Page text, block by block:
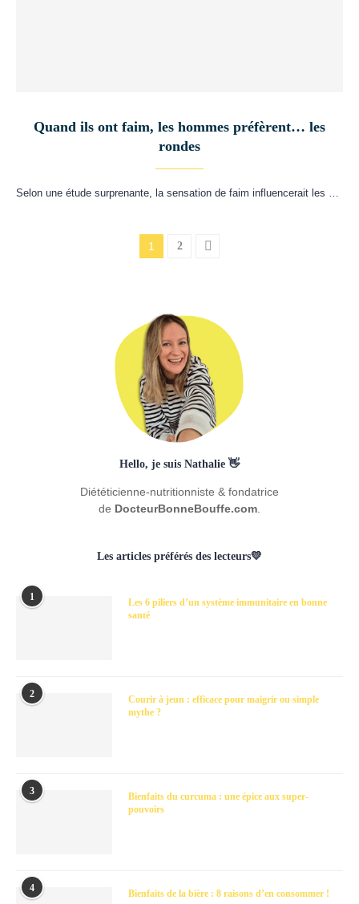
Quand ils ont faim, les hommes préfèrent… les
rondes
Selon une étude surprenante, la sensation de faim influencerait les …
1 2
Hello, je suis Nathalie 👋
Diététicienne-nutritionniste & fondatrice
de DocteurBonneBouffe.com
Les articles préférés des lecteurs💛
1
Les 6 piliers d’un système immunitaire en bonne
santé
2
Courir à jeun : efficace pour maigrir ou simple
mythe ?
3
Bienfaits du curcuma : une épice aux super-
pouvoirs
4 Bienfaits de la bière : 8 raisons d’en consommer !